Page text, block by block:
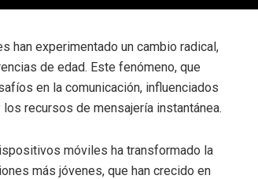
han experimentado un cambio radical,
de edad. Este fenómeno, que
en la comunicación, influenciados
recursos de mensajería instantánea.
móviles ha transformado la
más jóvenes, que han crecido en